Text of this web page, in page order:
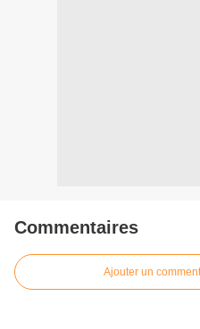
Commentaires
Ajouter un